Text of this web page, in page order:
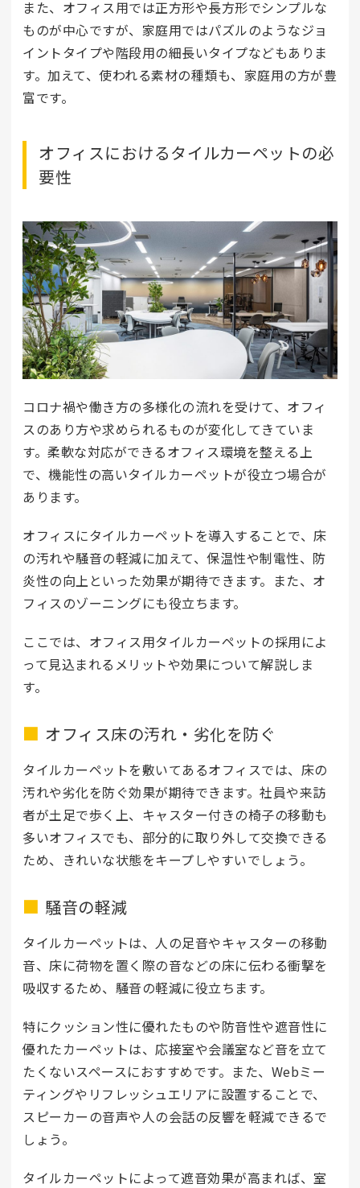
また、オフィス用では正方形や長方形でシンプルな
ものが中心ですが、家庭用ではパズルのようなジョ
イントタイプや階段用の細長いタイプなどもありま
す。加えて、使われる素材の種類も、家庭用の方が豊
富です。
オフィスにおけるタイルカーペットの必
要性
コロナ禍や働き方の多様化の流れを受けて、オフィ
スのあり方や求められるものが変化してきていま
す。柔軟な対応ができるオフィス環境を整える上
で、機能性の高いタイルカーペットが役立つ場合が
あります。
オフィスにタイルカーペットを導入することで、床
の汚れや騒音の軽減に加えて、保温性や制電性、防
炎性の向上といった効果が期待できます。また、オ
フィスのゾーニングにも役立ちます。
ここでは、オフィス用タイルカーペットの採用によ
って見込まれるメリットや効果について解説しま
す。
オフィス床の汚れ・劣化を防ぐ
タイルカーペットを敷いてあるオフィスでは、床の
汚れや劣化を防ぐ効果が期待できます。社員や来訪
者が土足で歩く上、キャスター付きの椅子の移動も
多いオフィスでも、部分的に取り外して交換できる
ため、きれいな状態をキープしやすいでしょう。
騒音の軽減
タイルカーペットは、人の足音やキャスターの移動
音、床に荷物を置く際の音などの床に伝わる衝撃を
吸収するため、騒音の軽減に役立ちます。
特にクッション性に優れたものや防音性や遮音性に
優れたカーペットは、応接室や会議室など音を立て
たくないスペースにおすすめです。また、Webミー
ティングやリフレッシュエリアに設置することで、
スピーカーの音声や人の会話の反響を軽減できるで
しょう。
タイルカーペットによって遮音効果が高まれば、室